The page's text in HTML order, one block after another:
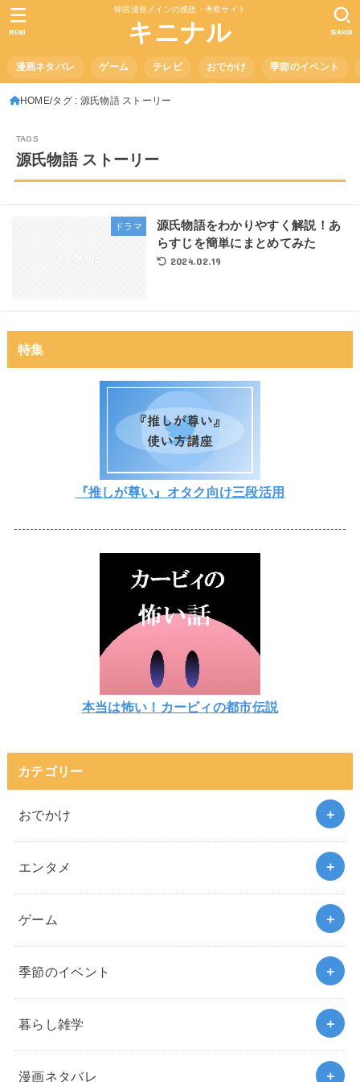
韓国漫画メインの感想・考察サイト
キニナル
漫画ネタバレ ゲーム テレビ おでかけ 季節のイベント
SEARCH
MENU
HOME タグ : 源氏物語 ストーリー
源氏物語 ストーリー
ドラマ
源氏物語をわかりやすく解説！あ
らすじを簡単にまとめてみた
2024.02.19
特集
『推しが尊い』オタク向け三段活用
本当は怖い！カービィの都市伝説
カテゴリー
おでかけ
エンタメ
ゲーム
季節のイベント
暮らし雑学
漫画ネタバレ